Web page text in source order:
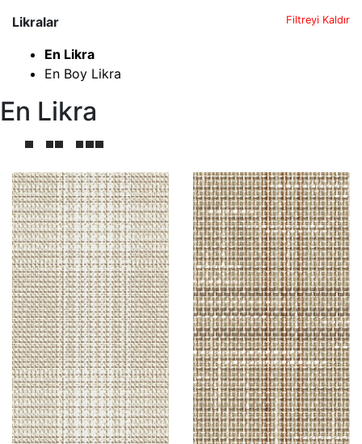
Likralar
Filtreyi Kaldır
En Likra
En Boy Likra
En Likra